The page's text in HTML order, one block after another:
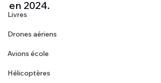
Livres
Drones aériens
Avions école
Hélicoptères
en 2024.